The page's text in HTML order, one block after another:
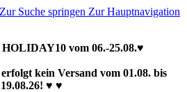
Zur Suche springen Zur Hauptnavigation
vom 06.-25.08.♥
kein Versand vom 01.08. bis
19.08.26! ♥ ♥